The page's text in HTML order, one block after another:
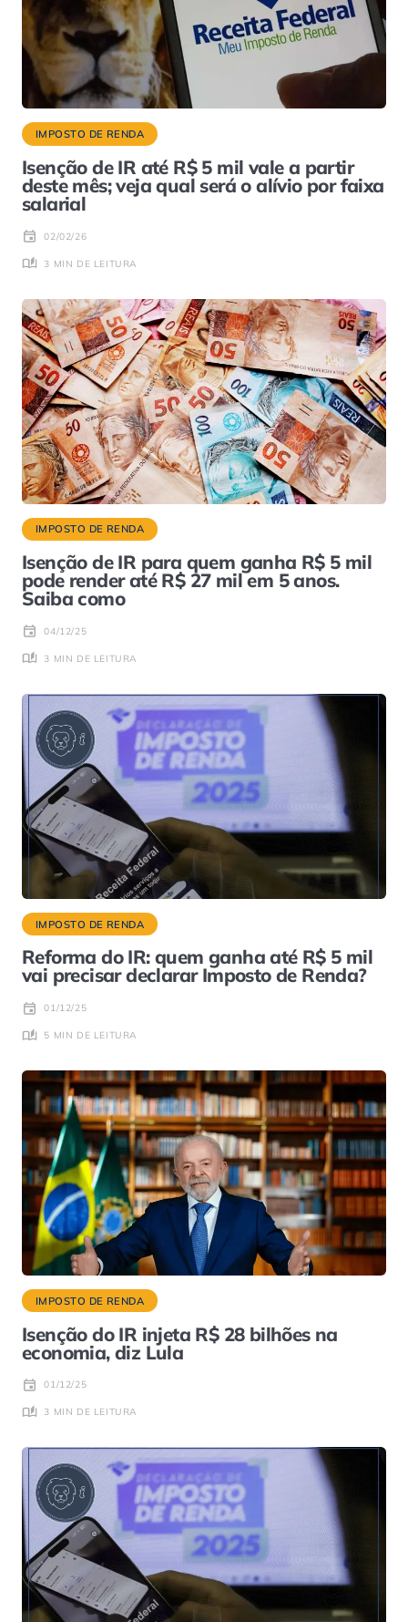
IMPOSTO DE RENDA
Isenção de IR até R$ 5 mil vale a partir
deste mês; veja qual será o alívio por faixa
salarial
02/02/26
3 MIN DE LEITURA
IMPOSTO DE RENDA
Isenção de IR para quem ganha R$ 5 mil
pode render até R$ 27 mil em 5 anos.
Saiba como
04/12/25
3 MIN DE LEITURA
IMPOSTO DE RENDA
Reforma do IR: quem ganha até R$ 5 mil
vai precisar declarar Imposto de Renda?
01/12/25
5 MIN DE LEITURA
IMPOSTO DE RENDA
Isenção do IR injeta R$ 28 bilhões na
economia, diz Lula
01/12/25
3 MIN DE LEITURA